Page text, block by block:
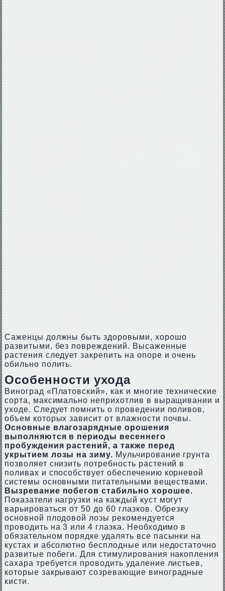
Саженцы должны быть здоровыми, хорошо
развитыми, без повреждений. Высаженные
растения следует закрепить на опоре и очень
обильно полить.
Особенности ухода
Виноград «Платовский», как и многие технические
сорта, максимально неприхотлив в выращивании и
уходе. Следует помнить о проведении поливов,
объем которых зависит от влажности почвы.
Основные влагозарядные орошения
выполняются в периоды весеннего
пробуждения растений, а также перед
укрытием лозы на зиму. Мульчирование грунта
позволяет снизить потребность растений в
поливах и способствует обеспечению корневой
системы основными питательными веществами.
Вызревание побегов стабильно хорошее.
Показатели нагрузки на каждый куст могут
варьироваться от 50 до 60 глазков. Обрезку
основной плодовой лозы рекомендуется
проводить на 3 или 4 глазка. Необходимо в
обязательном порядке удалять все пасынки на
кустах и абсолютно бесплодные или недостаточно
развитые побеги. Для стимулирования накопления
сахара требуется проводить удаление листьев,
которые закрывают созревающие виноградные
кисти.